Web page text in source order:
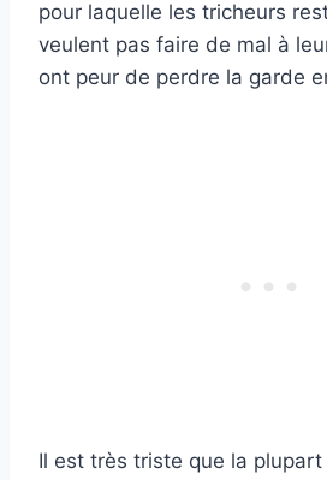
pour laquelle les tricheurs
veulent pas faire de mal à
ont peur de perdre la garde
Il est très triste que la